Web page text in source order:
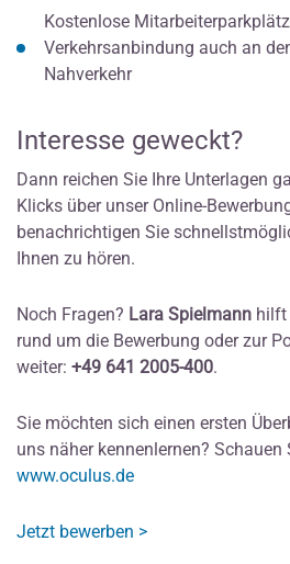
Kostenlose
Verkehrsanbindung auch an
Nahverkehr
Interesse geweckt?
Dann reichen Sie Ihre Unterlagen
Klicks über unser Online-
benachrichtigen Sie
Ihnen zu hören.
Noch Fragen? Lara Spielmann hilft
rund um die Bewerbung oder zur
weiter: +49 641 2005-400.
Sie möchten sich einen ersten
uns näher kennenlernen?
www.oculus.de
Jetzt bewerben >